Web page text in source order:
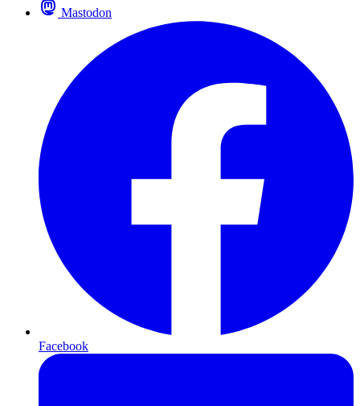
Mastodon
Facebook